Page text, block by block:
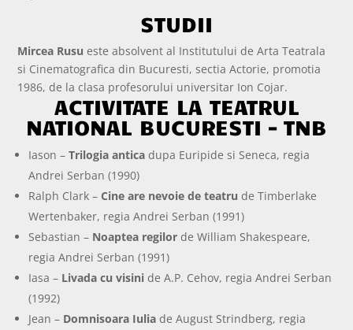
STUDII
Mircea Rusu este absolvent al Institutului de Arta Teatrala
si Cinematografica din Bucuresti, sectia Actorie, promotia
1986, de la clasa profesorului universitar Ion Cojar.
ACTIVITATE LA TEATRUL
NATIONAL BUCURESTI – TNB
Iason –Trilogia antica dupa Euripide si Seneca, regia
Andrei Serban (1990)
Ralph Clark – Cine are nevoie de teatru de Timberlake
Wertenbaker, regia Andrei Serban (1991)
Sebastian – Noaptea regilor de William Shakespeare,
regia Andrei Serban (1991)
Iasa – Livada cu visini de A.P. Cehov, regia Andrei Serban
(1992)
Jean – Domnisoara Iulia de August Strindberg, regia